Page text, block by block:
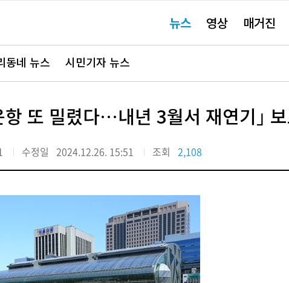
요뉴스 영상 매거진
동네 뉴스 시민기자 뉴스
또 밀렸다…내년 3월서 재연기｣
수정일 2024.12.26. 15:51 조회 2,108